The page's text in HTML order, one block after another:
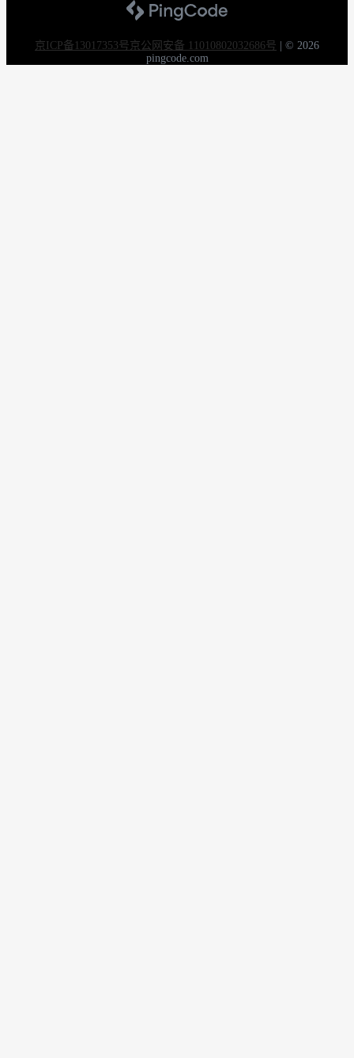
京ICP备13017353号京公网安备 11010802032686号 | © 2026
pingcode.com